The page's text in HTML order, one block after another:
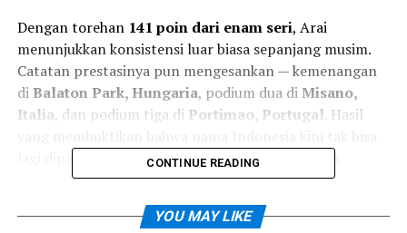
Dengan torehan 141 poin dari enam seri, Arai
menunjukkan konsistensi luar biasa sepanjang musim.
Catatan prestasinya pun mengesankan — kemenangan
diBalaton Park, Hungaria, podium dua diMisano,
Italia, dan podium tiga di Portimao, Portugal . Hasil
lagi dipandang sebelah mata di ajang balap dunia.
CONTINUE READING
YOU MAY LIKE